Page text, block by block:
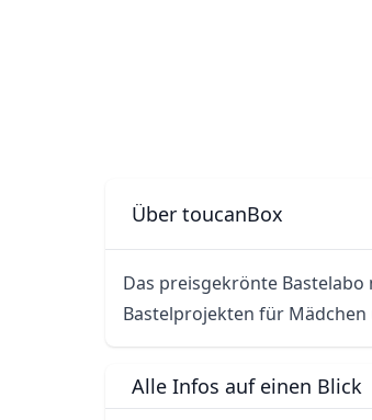
Über toucanBox
Das preisgekrönte
Bastelprojekten für Mädchen
Alle Infos auf einen Blick